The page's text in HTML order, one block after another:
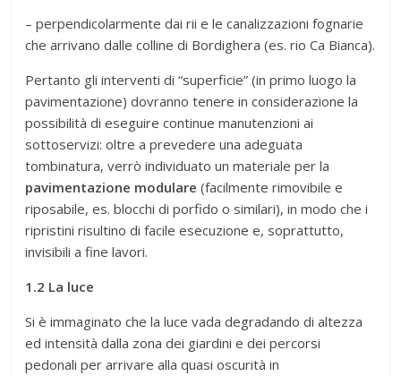
– perpendicolarmente dai rii e le canalizzazioni fognarie
che arrivano dalle colline di Bordighera (es. rio Ca Bianca).
Pertanto gli interventi di “superficie” (in primo luogo la
pavimentazione) dovranno tenere in considerazione la
possibilità di eseguire continue manutenzioni ai
sottoservizi: oltre a prevedere una adeguata
tombinatura, verrò individuato un materiale per la
pavimentazione modulare(facilmente rimovibile e
riposabile, es. blocchi di porfido o similari), in modo che i
ripristini risultino di facile esecuzione e, soprattutto,
invisibili a fine lavori.
1.2 La luce
Si è immaginato che la luce vada degradando di altezza
ed intensità dalla zona dei giardini e dei percorsi
pedonali per arrivare alla quasi oscurità in